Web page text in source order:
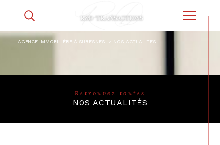
AGENCE IMMOBILIÈRE À SURESNES NOS ACTUALITES
Retrouvez toutes
NOS ACTUALITÉS